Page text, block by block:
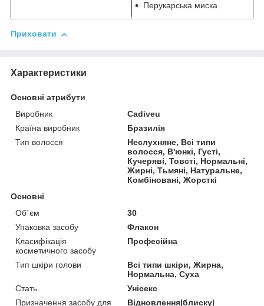
Перукарська миска
Приховати
Характеристики
Основні атрибути
Виробник
Cadiveu
Країна виробник
Бразилія
Тип волосся
Неслухняне, Всі типи
волосся, В'юнкі, Густі,
Кучеряві, Товсті, Нормальні,
Жирні, Тьмяні, Натуральне,
Комбіновані, Жорсткі
Основні
Об`єм
30
Упаковка засобу
Флакон
Класифікація
косметичного засобу
Професійна
Тип шкіри голови
Всі типи шкіри, Жирна,
Нормальна, Суха
Стать
Унісекс
Призначення засобу для
Відновлення|блиску|